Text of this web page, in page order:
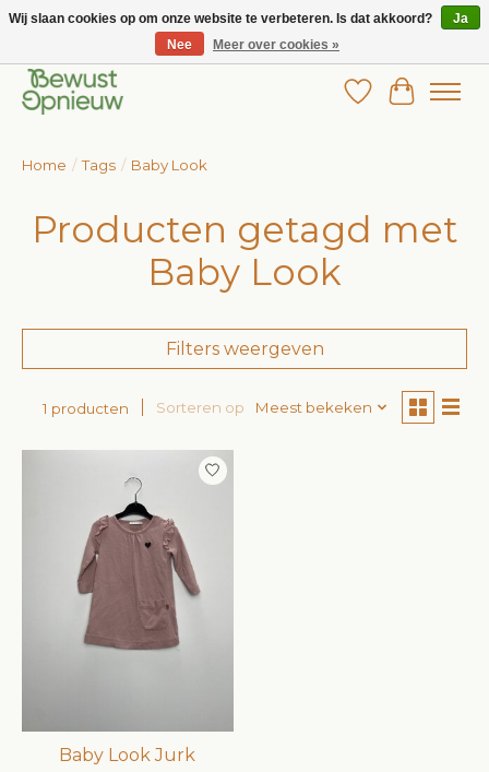
Wij bieden het grootste aanbod in betaalbare kinderkleding!
Verlanglijst
Home / Tags / Baby Look
Producten getagd met
Baby Look
Filters weergeven
1 producten Sorteren op Meest bekeken
Baby Look Jurk
Wij slaan cookies op om onze website te verbeteren. Is dat akkoord?
Ja
Nee
Meer over cookies »